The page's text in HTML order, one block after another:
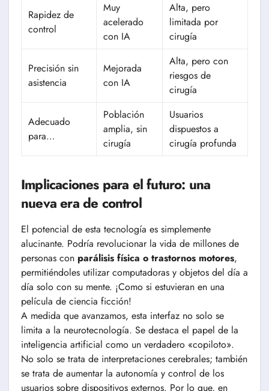
Rapidez de
control
Muy
acelerado
con IA
Alta, pero
limitada por
cirugía
Precisión sin
asistencia
Mejorada
con IA
Alta, pero con
riesgos de
cirugía
Adecuado
para…
Población
amplia, sin
cirugía
Usuarios
dispuestos a
cirugía profunda
Implicaciones para el futuro: una
nueva era de control
El potencial de esta tecnología es simplemente
alucinante. Podría revolucionar la vida de millones de
personas con parálisis física o trastornos motores,
permitiéndoles utilizar computadoras y objetos del día a
día solo con su mente. ¡Como si estuvieran en una
película de ciencia ficción!
A medida que avanzamos, esta interfaz no solo se
limita a la neurotecnología. Se destaca el papel de la
inteligencia artificial como un verdadero «copiloto».
No solo se trata de interpretaciones cerebrales; también
se trata de aumentar la autonomía y control de los
usuarios sobre dispositivos externos. Por lo que, en